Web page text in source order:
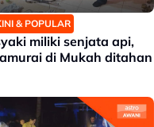
& POPULAR
miliki senjata api,
di Mukah ditahan